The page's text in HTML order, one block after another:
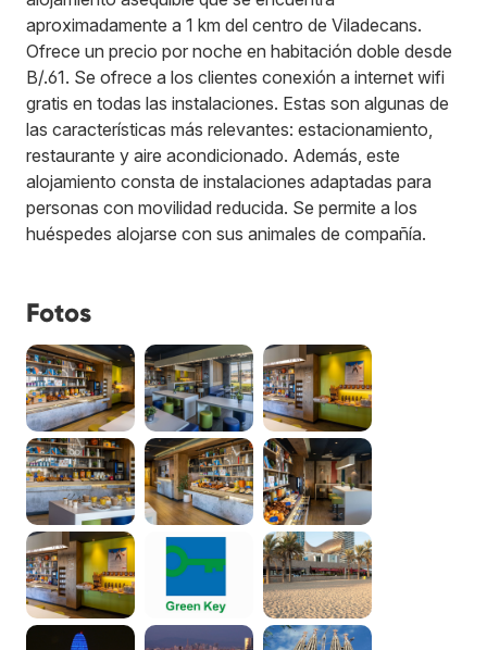
aproximadamente a 1 km del centro de Viladecans.
Ofrece un precio por noche en habitación doble desde
B/.61. Se ofrece a los clientes conexión a internet wifi
gratis en todas las instalaciones. Estas son algunas de
las características más relevantes: estacionamiento,
restaurante y aire acondicionado. Además, este
alojamiento consta de instalaciones adaptadas para
personas con movilidad reducida. Se permite a los
huéspedes alojarse con sus animales de compañía.
Fotos